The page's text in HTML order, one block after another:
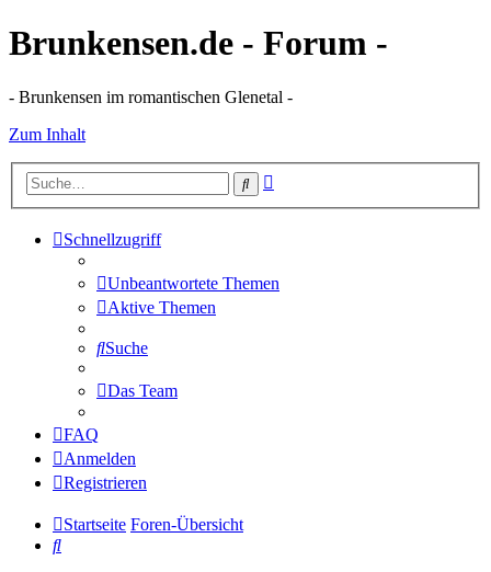
Brunkensen.de - Forum -
- Brunkensen im romantischen Glenetal -
Zum Inhalt
Suche
Schnellzugriff
Unbeantwortete Themen
Aktive Themen
Suche
Das Team
FAQ
Anmelden
Registrieren
Startseite Foren-Übersicht
Suche